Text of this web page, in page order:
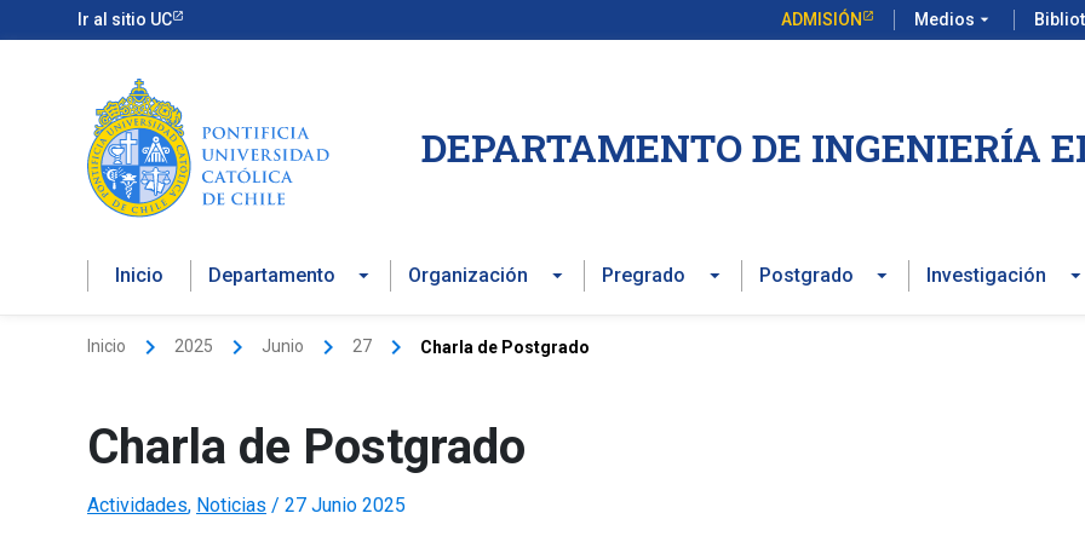
al
Ir al sitio UC ADMISIÓN Medios arrow_drop_down
DEPARTAMENTO DE INGENIERÍA
Inicio Departamento Organización Pregrado Postgrado Investigación
Inicio 2025 Junio 27 Charla de Postgrado
Charla de Postgrado
Actividades, Noticias / 27 Junio 2025